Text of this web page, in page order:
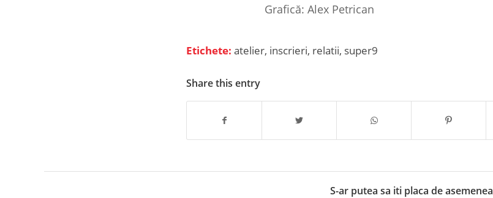
Grafică: Alex Petrican
Etichete: atelier, inscrieri, relatii, super9
Share this entry
S-ar putea sa iti placa de asemenea